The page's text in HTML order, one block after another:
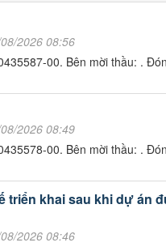
2026 08:56
00. Bên mời thầu: .
2026 08:49
00. Bên mời thầu: .
triển khai sau khi dự án
2026 08:46